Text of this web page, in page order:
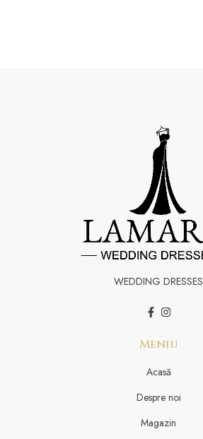
WEDDING DRESSES
Meniu
Acasă
Despre noi
Magazin